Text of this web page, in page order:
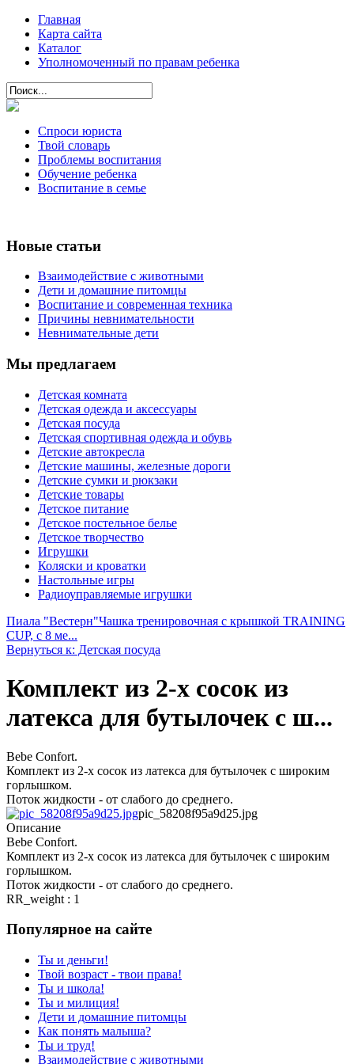
Главная
Карта сайта
Каталог
Уполномоченный по правам ребенка
Спроси юриста
Твой словарь
Проблемы воспитания
Обучение ребенка
Воспитание в семье
Новые статьи
Взаимодействие с животными
Дети и домашние питомцы
Воспитание и современная техника
Причины невнимательности
Невнимательные дети
Мы предлагаем
Детская комната
Детская одежда и аксессуары
Детская посуда
Детская спортивная одежда и обувь
Детские автокресла
Детские машины, железные дороги
Детские сумки и рюкзаки
Детские товары
Детское питание
Детское постельное белье
Детское творчество
Игрушки
Коляски и кроватки
Настольные игры
Радиоуправляемые игрушки
Пиала "Вестерн"Чашка тренировочная с крышкой TRAINING
CUP, с 8 ме...
Вернуться к: Детская посуда
Комплект из 2-х сосок из
латекса для бутылочек с ш...
Bebe Confort.
Комплект из 2-х сосок из латекса для бутылочек с широким
горлышком.
Поток жидкости - от слабого до среднего.
pic_58208f95a9d25.jpg
Описание
Bebe Confort.
Комплект из 2-х сосок из латекса для бутылочек с широким
горлышком.
Поток жидкости - от слабого до среднего.
RR_weight : 1
Популярное на сайте
Ты и деньги!
Твой возраст - твои права!
Ты и школа!
Ты и милиция!
Дети и домашние питомцы
Как понять малыша?
Ты и труд!
Взаимодействие с животными